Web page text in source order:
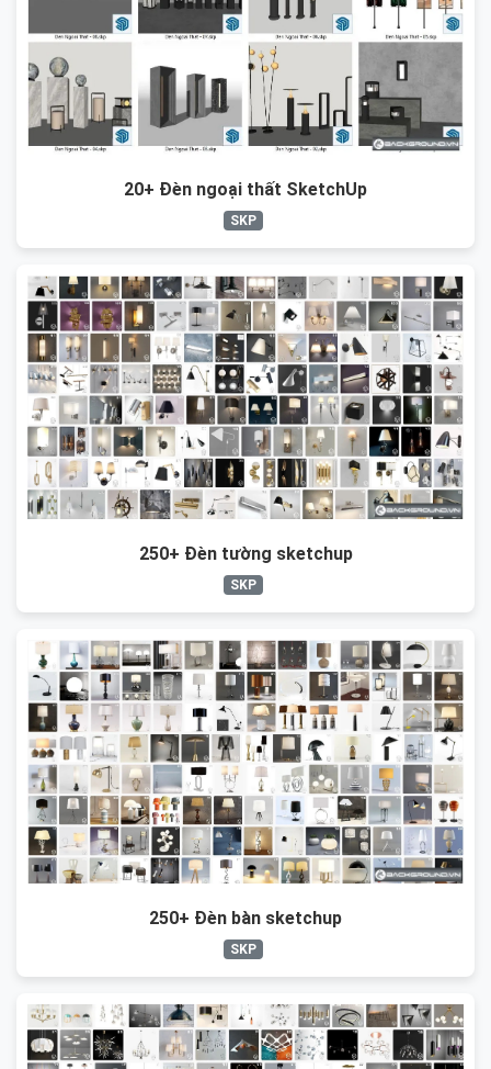
20+ Đèn ngoại thất SketchUp
SKP
250+ Đèn tường sketchup
SKP
250+ Đèn bàn sketchup
SKP